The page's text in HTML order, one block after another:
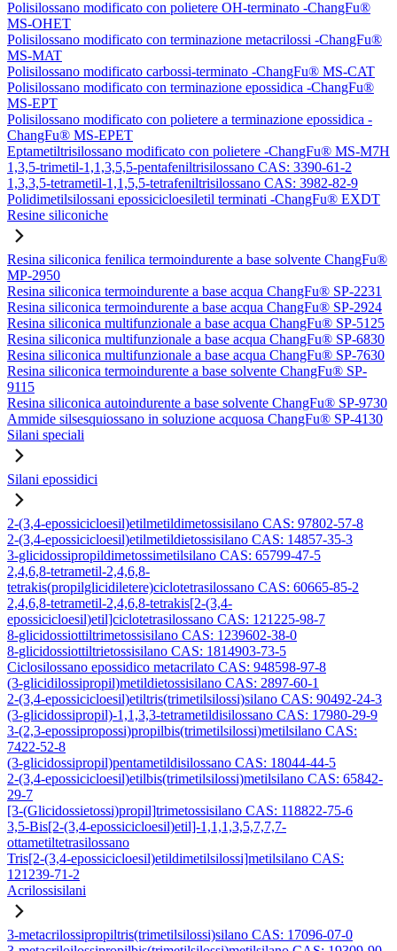
Polisilossano modificato con polietere OH-terminato -ChangFu®
MS-OHET
Polisilossano modificato con terminazione metacrilossi -ChangFu®
MS-MAT
Polisilossano modificato carbossi-terminato -ChangFu® MS-CAT
Polisilossano modificato con terminazione epossidica -ChangFu®
MS-EPT
Polisilossano modificato con polietere a terminazione epossidica -
ChangFu® MS-EPET
Eptametiltrisilossano modificato con polietere -ChangFu® MS-M7H
1,3,5-trimetil-1,1,3,5,5-pentafeniltrisilossano CAS: 3390-61-2
1,3,3,5-tetrametil-1,1,5,5-tetrafeniltrisilossano CAS: 3982-82-9
Polidimetilsilossani epossicicloesiletil terminati -ChangFu® EXDT
Resine siliconiche
Resina siliconica fenilica termoindurente a base solvente ChangFu®
MP-2950
Resina siliconica termoindurente a base acqua ChangFu® SP-2231
Resina siliconica termoindurente a base acqua ChangFu® SP-2924
Resina siliconica multifunzionale a base acqua ChangFu® SP-5125
Resina siliconica multifunzionale a base acqua ChangFu® SP-6830
Resina siliconica multifunzionale a base acqua ChangFu® SP-7630
Resina siliconica termoindurente a base solvente ChangFu® SP-
9115
Resina siliconica autoindurente a base solvente ChangFu® SP-9730
Ammide silsesquiossano in soluzione acquosa ChangFu® SP-4130
Silani speciali
Silani epossidici
2-(3,4-epossicicloesil)etilmetildimetossisilano CAS: 97802-57-8
2-(3,4-epossicicloesil)etilmetildietossisilano CAS: 14857-35-3
3-glicidossipropildimetossimetilsilano CAS: 65799-47-5
2,4,6,8-tetrametil-2,4,6,8-
tetrakis(propilglicidiletere)ciclotetrasilossano CAS: 60665-85-2
2,4,6,8-tetrametil-2,4,6,8-tetrakis[2-(3,4-
epossicicloesil)etil]ciclotetrasilossano CAS: 121225-98-7
8-glicidossiottiltrimetossisilano CAS: 1239602-38-0
8-glicidossiottiltrietossisilano CAS: 1814903-73-5
Ciclosilossano epossidico metacrilato CAS: 948598-97-8
(3-glicidilossipropil)metildietossisilano CAS: 2897-60-1
2-(3,4-epossicicloesil)etiltris(trimetilsilossi)silano CAS: 90492-24-3
(3-glicidossipropil)-1,1,3,3-tetrametildisilossano CAS: 17980-29-9
3-(2,3-epossipropossi)propilbis(trimetilsilossi)metilsilano CAS:
7422-52-8
(3-glicidossipropil)pentametildisilossano CAS: 18044-44-5
2-(3,4-epossicicloesil)etilbis(trimetilsilossi)metilsilano CAS: 65842-
29-7
[3-(Glicidossietossi)propil]trimetossisilano CAS: 118822-75-6
3,5-Bis[2-(3,4-epossicicloesil)etil]-1,1,1,3,5,7,7,7-
ottametiltetrasilossano
Tris[2-(3,4-epossicicloesil)etildimetilsilossi]metilsilano CAS:
121239-71-2
Acrilossisilani
3-metacrilossipropiltris(trimetilsilossi)silano CAS: 17096-07-0